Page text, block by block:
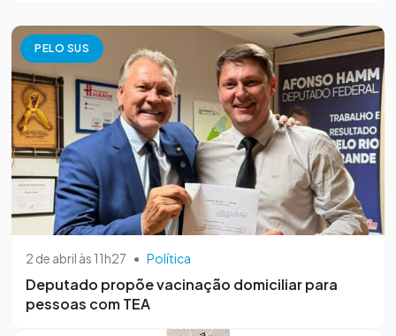
PELO SUS
2 de abril às 11h27 • Política
Deputado propõe vacinação domiciliar para
pessoas com TEA